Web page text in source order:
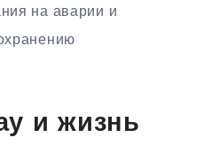
на аварии и
и жизнь